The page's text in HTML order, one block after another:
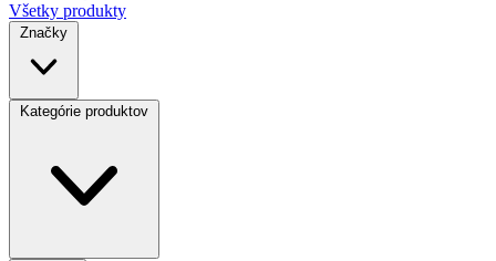
Všetky produkty
Značky
Kategórie produktov